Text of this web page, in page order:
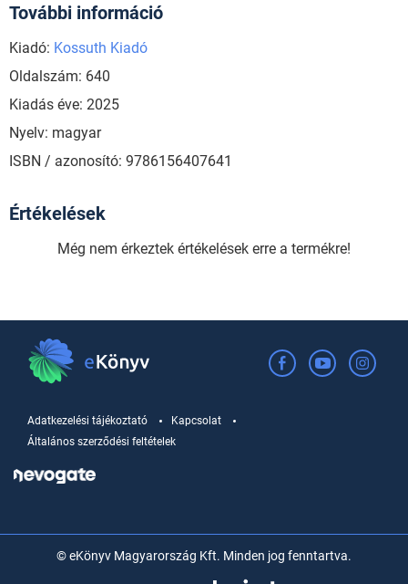
További információ
Kiadó: Kossuth Kiadó
Oldalszám: 640
Kiadás éve: 2025
Nyelv: magyar
ISBN / azonosító: 9786156407641
Értékelések
Még nem érkeztek értékelések erre a termékre!
Adatkezelési tájékoztató
Kapcsolat
Általános szerződési feltételek
© eKönyv Magyarország Kft. Minden jog fenntartva.